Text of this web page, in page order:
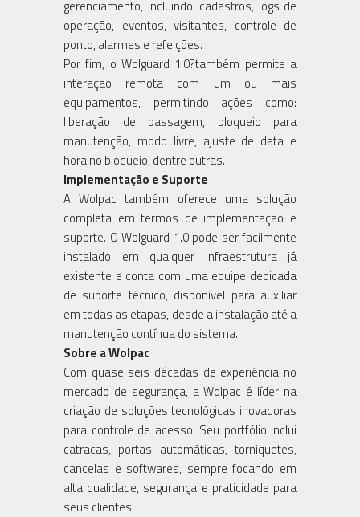
gerenciamento, incluindo: cadastros, logs de
operação, eventos, visitantes, controle de
ponto, alarmes e refeições.
Por fim, o Wolguard 1.0?também permite a
interação remota com um ou mais
equipamentos, permitindo ações como:
liberação de passagem, bloqueio para
manutenção, modo livre, ajuste de data e
hora no bloqueio, dentre outras.
Implementação e Suporte
A Wolpac também oferece uma solução
completa em termos de implementação e
suporte. O Wolguard 1.0 pode ser facilmente
instalado em qualquer infraestrutura já
existente e conta com uma equipe dedicada
de suporte técnico, disponível para auxiliar
em todas as etapas, desde a instalação até a
manutenção contínua do sistema.
Sobre a Wolpac
Com quase seis décadas de experiência no
mercado de segurança, a Wolpac é líder na
criação de soluções tecnológicas inovadoras
para controle de acesso. Seu portfólio inclui
catracas, portas automáticas, torniquetes,
cancelas e softwares, sempre focando em
alta qualidade, segurança e praticidade para
seus clientes.